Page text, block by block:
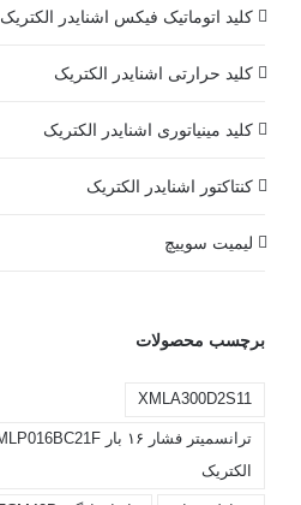
کلید اتوماتیک فیکس اشنایدر الکتریک
کلید حرارتی اشنایدر الکتریک
کلید مينياتوری اشنایدر الکتریک
کنتاکتور اشنایدر الکتریک
لیمیت سوییچ
برچسب محصولات
XMLA300D2S11
الکتریک